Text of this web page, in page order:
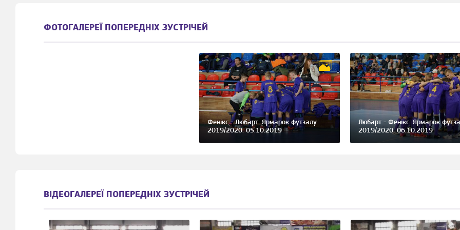
ФОТОГАЛЕРЕЇ ПОПЕРЕДНІХ ЗУСТРІЧЕЙ
Фенікс - Любарт. Ярмарок футзалу
2019/2020. 05.10.2019
Любарт - Фенікс. Ярмарок
2019/2020. 06.10.2019
ВІДЕОГАЛЕРЕЇ ПОПЕРЕДНІХ ЗУСТРІЧЕЙ